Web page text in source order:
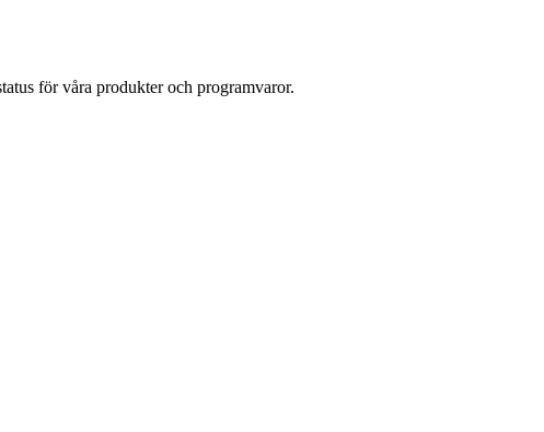
för våra produkter och programvaror.